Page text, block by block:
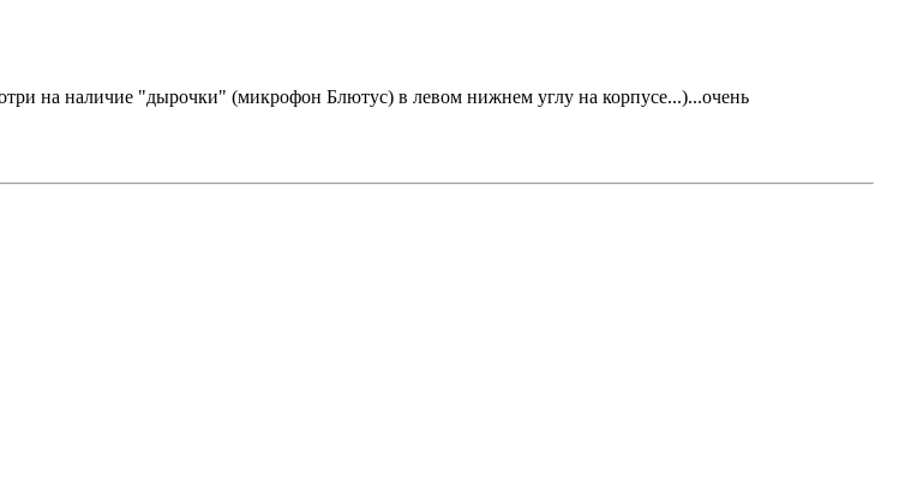
на наличие "дырочки" (микрофон Блютус) в левом нижнем углу на корпусе...)...очень